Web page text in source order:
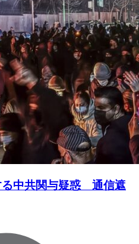
る中共関与疑惑 通信遮